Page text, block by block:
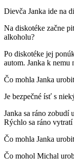
Dievča Janka ide na
Na diskotéke začne
alkoholu?
Po diskotéke jej
autom. Janka k nemu
Čo mohla Janka
Je bezpečné ísť s
Janka sa ráno zobudí
Rýchlo sa ráno
Čo mohla Janka
Čo mohol Michal